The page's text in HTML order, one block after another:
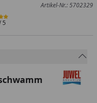
Artikel-Nr.: 5702329
5